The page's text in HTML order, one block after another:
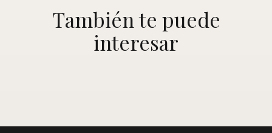
También te puede
interesar